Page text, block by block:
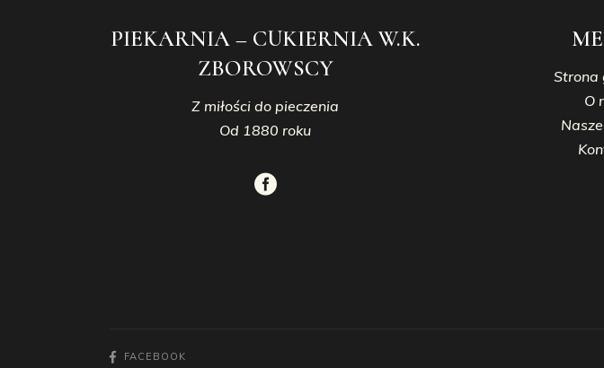
PIEKARNIA – CUKIERNIA W.K.
ZBOROWSCY
Z miłości do pieczenia
Od 1880 roku
Strona
O
FACEBOOK